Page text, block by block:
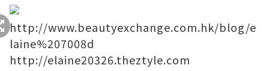
http://www.beautyexchange.com.hk/blog/e
laine%207008d
http://elaine20326.theztyle.com